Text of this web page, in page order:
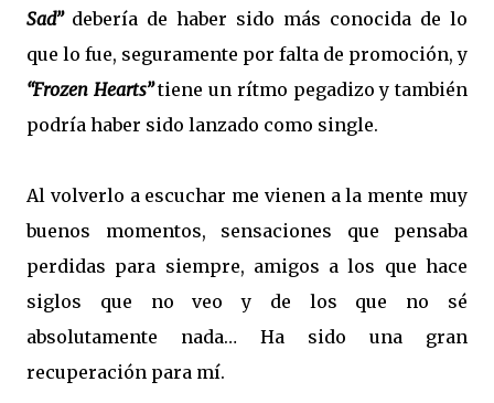
Sad”debería de haber sido más conocida de lo
que lo fue, seguramente por falta de promoción, y
“Frozen Hearts”tiene un rítmo pegadizo y también
podría haber sido lanzado como single.
Al volverlo a escuchar me vienen a la mente muy
buenos momentos, sensaciones que pensaba
perdidas para siempre, amigos a los que hace
siglos que no veo y de los que no sé
absolutamente nada… Ha sido una gran
recuperación para mí.